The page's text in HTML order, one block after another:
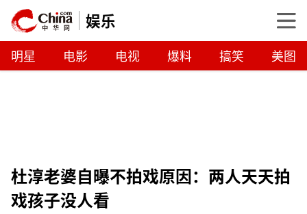
娱乐
明星 电影 电视 爆料 搞笑 美图
杜淳老婆自曝不拍戏原因：两人天天拍
戏孩子没人看